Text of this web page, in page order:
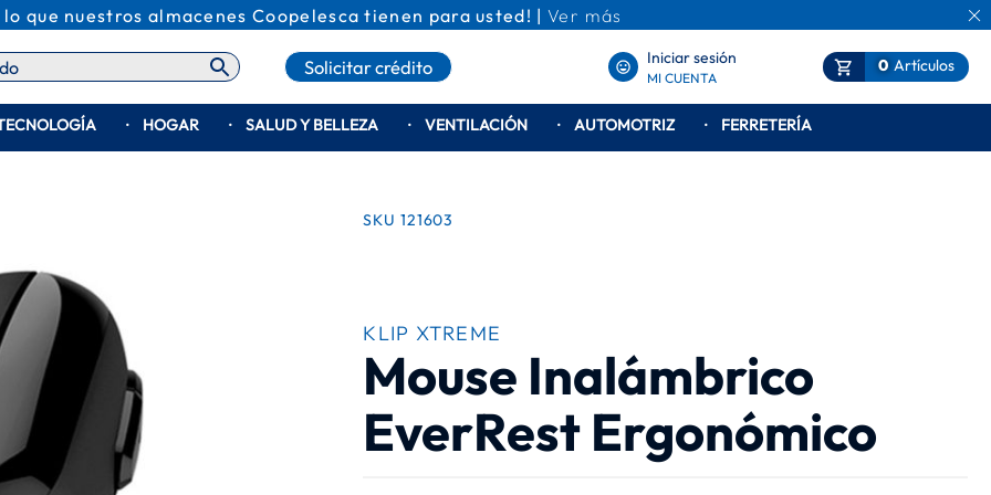
lo que nuestros almacenes Coopelesca tienen para usted! | Ver más
Mi Carrito
0 Artículos
Solicitar crédito MI CUENTA
Iniciar sesión
HOGAR SALUD Y BELLEZA VENTILACIÓN AUTOMOTRIZ FERRETERÍA
SKU 121603
KLIP XTREME
Mouse Inalámbrico
EverRest Ergonómico